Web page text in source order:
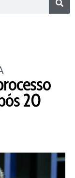
20